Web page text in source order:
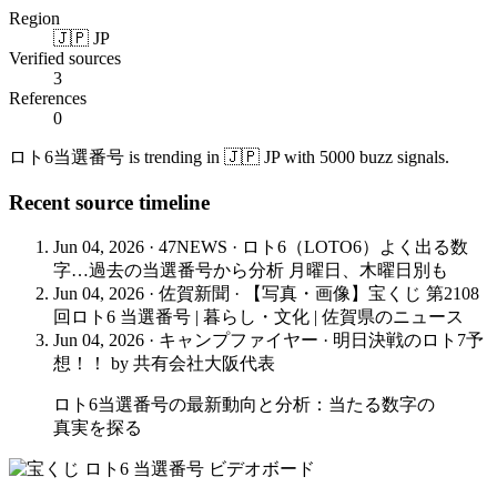
Region
🇯🇵 JP
Verified sources
3
References
0
ロト6当選番号 is trending in 🇯🇵 JP with 5000 buzz signals.
Recent source timeline
Jun 04, 2026 · 47NEWS · ロト6（LOTO6）よく出る数
字…過去の当選番号から分析 月曜日、木曜日別も
Jun 04, 2026 · 佐賀新聞 ·
【写真・画像】宝くじ 第2108
回ロト6 当選番号 | 暮らし・文化 | 佐賀県のニュース
Jun 04, 2026 · キャンプファイヤー · 明日決戦のロト7予
想！！ by 共有会社大阪代表
ロト6当選番号の最新動向と分析：当たる数字の
真実を探る